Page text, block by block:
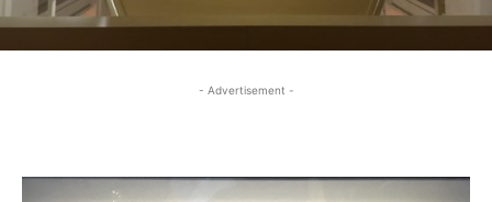
- Advertisement -